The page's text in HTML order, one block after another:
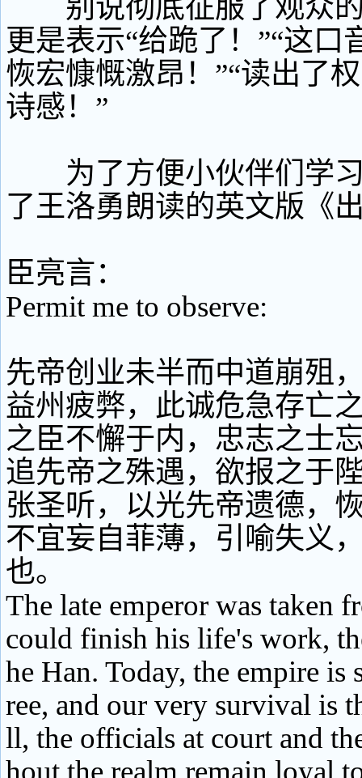
别说彻底征服了观众的
更是表示“给跪了！”“这口
恢宏慷慨激昂！”“读出了
诗感！”
为了方便小伙伴们学习
了王洛勇朗读的英文版《
臣亮言：
Permit me to observe:
先帝创业未半而中道崩殂
益州疲弊，此诚危急存亡
之臣不懈于内，忠志之士
追先帝之殊遇，欲报之于
张圣听，以光先帝遗德，
不宜妄自菲薄，引喻失义
也。
The late emperor was taken
could finish his life's work,
he Han. Today, the empire
ree, and our very survival is
ll, the officials at court and
hout the realm remain loyal